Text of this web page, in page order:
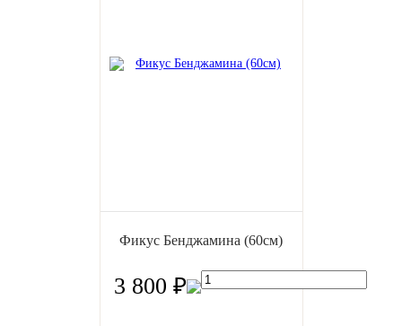
Фикус Бенджамина (60см)
3 800 ₽